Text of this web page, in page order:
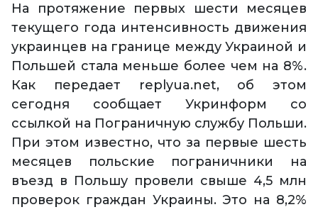
На протяжение первых шести месяцев
текущего года интенсивность движения
украинцев на границе между Украиной и
Польшей стала меньше более чем на 8%.
Как передает replyua.net, об этом
сегодня сообщает Укринформ со
ссылкой на Пограничную службу Польши.
При этом известно, что за первые шесть
месяцев польские пограничники на
въезд в Польшу провели свыше 4,5 млн
проверок граждан Украины. Это на 8,2%